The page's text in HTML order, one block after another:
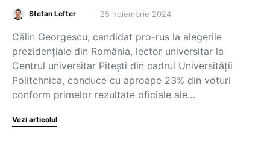
Ștefan Lefter 25 noiembrie 2024
Călin Georgescu, candidat pro-rus la alegerile
prezidențiale din România, lector universitar la
Centrul universitar Pitești din cadrul Universității
Politehnica, conduce cu aproape 23% din voturi
conform primelor rezultate oficiale ale…
Vezi articolul